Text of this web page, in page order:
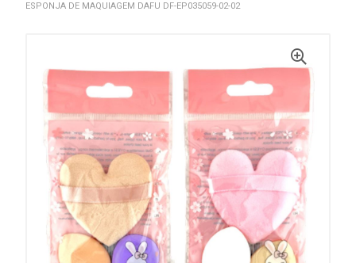
ESPONJA DE MAQUIAGEM DAFU DF-EP035059-02-02